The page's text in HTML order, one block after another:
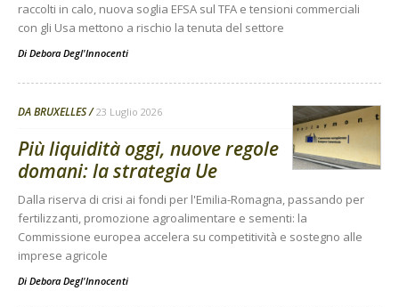
raccolti in calo, nuova soglia EFSA sul TFA e tensioni commerciali
con gli Usa mettono a rischio la tenuta del settore
Di Debora Degl'Innocenti
DA BRUXELLES 23 Luglio 2026
Più liquidità oggi, nuove regole
domani: la strategia Ue
Dalla riserva di crisi ai fondi per l'Emilia-Romagna, passando per
fertilizzanti, promozione agroalimentare e sementi: la
Commissione europea accelera su competitività e sostegno alle
imprese agricole
Di Debora Degl'Innocenti